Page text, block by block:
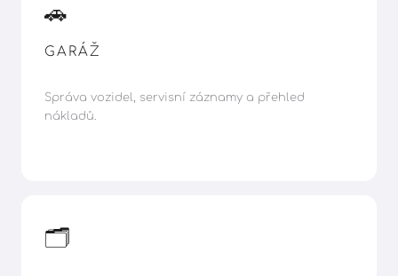
🚗
GARÁŽ
Správa vozidel, servisní záznamy a přehled
nákladů.
🗂️